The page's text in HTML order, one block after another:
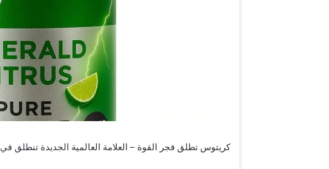
كريتوس تطلق فجر القوة – العلامة العالمية الجديدة تنطلق في 30 سبتمبر 2025